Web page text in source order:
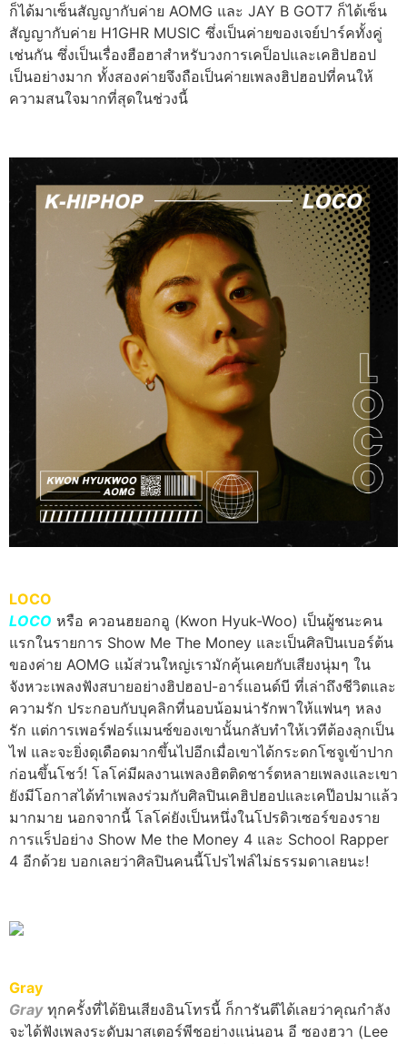
ก็ได้มาเซ็นสัญญากับค่าย AOMG และ JAY B GOT7 ก็ได้เซ็น
สัญญากับค่าย H1GHR MUSIC ซึ่งเป็นค่ายของเจย์ปาร์คทั้งคู่
เช่นกัน ซึ่งเป็นเรื่องฮือฮาสำหรับวงการเคป็อปและเคฮิปฮอป
เป็นอย่างมาก ทั้งสองค่ายจึงถือเป็นค่ายเพลงฮิปฮอปที่คนให้
ความสนใจมากที่สุดในช่วงนี้
LOCO
LOCO หรือ ควอนฮยอกอู (Kwon Hyuk-Woo) เป็นผู้ชนะคน
แรกในรายการ Show Me The Money และเป็นศิลปินเบอร์ต้น
ของค่าย AOMG แม้ส่วนใหญ่เรามักคุ้นเคยกับเสียงนุ่มๆ ใน
จังหวะเพลงฟังสบายอย่างฮิปฮอป-อาร์แอนด์บี ที่เล่าถึงชีวิตและ
ความรัก ประกอบกับบุคลิกที่นอบน้อมน่ารักพาให้แฟนๆ หลง
รัก แต่การเพอร์ฟอร์แมนซ์ของเขานั้นกลับทำให้เวทีต้องลุกเป็น
ไฟ และจะยิ่งดุเดือดมากขึ้นไปอีกเมื่อเขาได้กระดกโซจูเข้าปาก
ก่อนขึ้นโชว์! โลโค่มีผลงานเพลงฮิตติดชาร์ตหลายเพลงและเขา
ยังมีโอกาสได้ทำเพลงร่วมกับศิลปินเคฮิปฮอปและเคป๊อปมาแล้ว
มากมาย นอกจากนี้ โลโค่ยังเป็นหนึ่งในโปรดิวเซอร์ของราย
การแร็ปอย่าง Show Me the Money 4 และ School Rapper
4 อีกด้วย บอกเลยว่าศิลปินคนนี้โปรไฟล์ไม่ธรรมดาเลยนะ!
Gray
Grayทุกครั้งที่ได้ยินเสียงอินโทรนี้ ก็การันตีได้เลยว่าคุณกำลัง
จะได้ฟังเพลงระดับมาสเตอร์พีชอย่างแน่นอน อี ซองฮวา (Lee